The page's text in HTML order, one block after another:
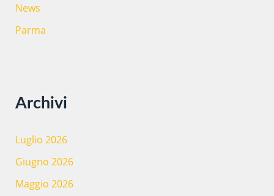
News
Parma
Archivi
Luglio 2026
Giugno 2026
Maggio 2026